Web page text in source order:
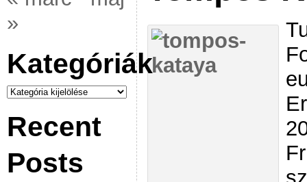
»
Kategóriák
Kategóriák
Recent
Posts